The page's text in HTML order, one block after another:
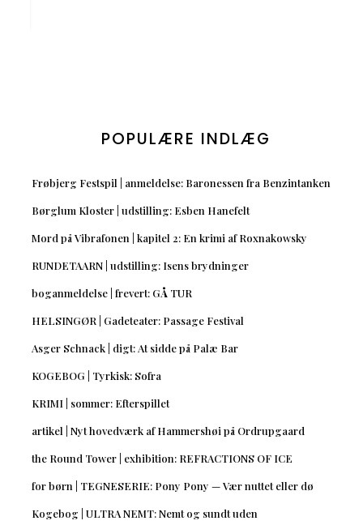
POPULÆRE INDLÆG
Frøbjerg Festspil | anmeldelse: Baronessen fra Benzintanken
Børglum Kloster | udstilling: Esben Hanefelt
Mord på Vibrafonen | kapitel 2: En krimi af Roxnakowsky
RUNDETAARN | udstilling: Isens brydninger
boganmeldelse | frevert: GÅ TUR
HELSINGØR | Gadeteater: Passage Festival
Asger Schnack | digt: At sidde på Palæ Bar
KOGEBOG | Tyrkisk: Sofra
KRIMI | sommer: Efterspillet
artikel | Nyt hovedværk af Hammershøi på Ordrupgaard
the Round Tower | exhibition: REFRACTIONS OF ICE
for børn | TEGNESERIE: Pony Pony — Vær nuttet eller dø
Kogebog | ULTRA NEMT: Nemt og sundt uden